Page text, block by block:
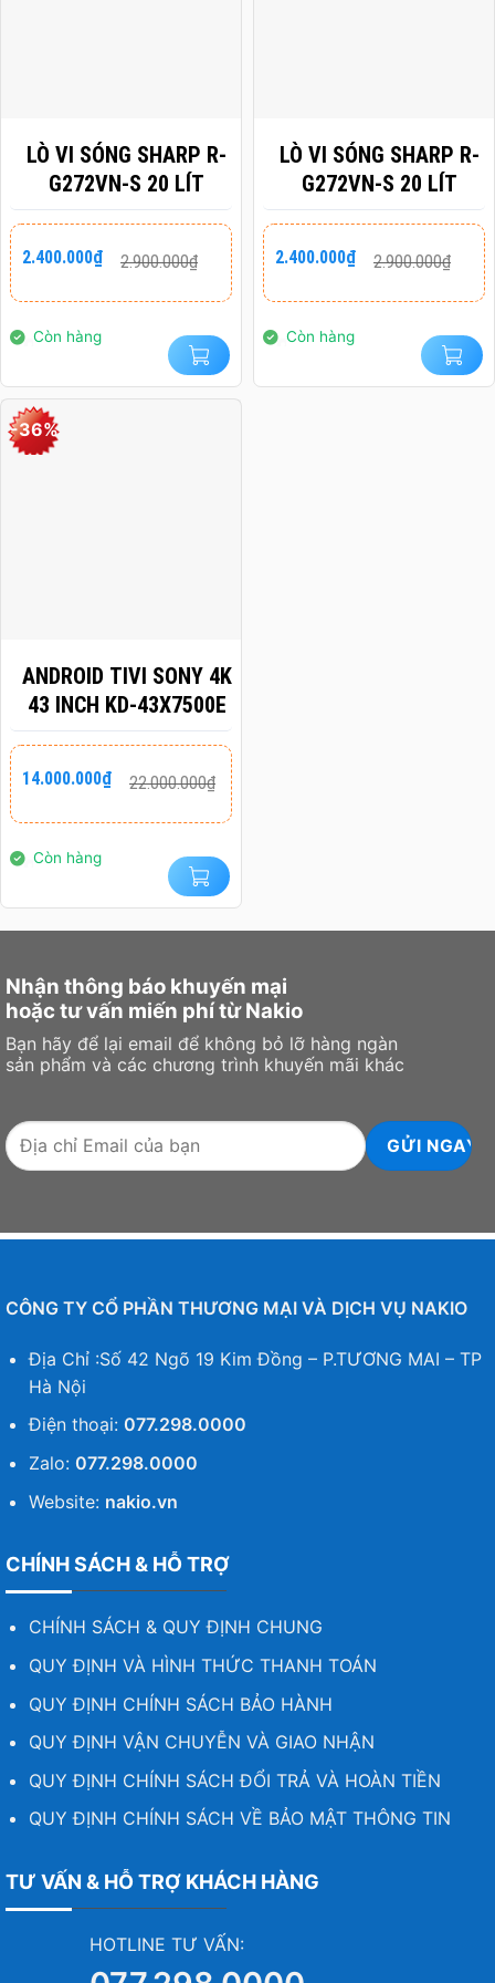
LÒ VI SÓNG SHARP R-
G272VN-S 20 LÍT
2.900.000₫
gốc
2.900.000₫.
2.400.000₫
hiện
là:
Còn hàng
LÒ VI SÓNG SHARP R-
G272VN-S 20 LÍT
2.900.000₫
gốc
2.900.000₫.
2.400.000₫
hiện
là:
Còn hàng
-36%
ANDROID TIVI SONY 4K
43 INCH KD-43X7500E
22.000.000₫
gốc
22.000.000₫.
14.000.000₫
hiện
là:
Còn hàng
Nhận thông báo khuyến mại
hoặc tư vấn miến phí từ Nakio
Bạn hãy để lại email để không bỏ lỡ hàng ngàn
sản phẩm và các chương trình khuyến mãi khác
CÔNG TY CỔ PHẦN THƯƠNG MẠI VÀ DỊCH VỤ NAKIO
Địa Chỉ :Số 42 Ngõ 19 Kim Đồng – P.TƯƠNG MAI – TP
Hà Nội
Điện thoại: 077.298.0000
Zalo: 077.298.0000
Website: nakio.vn
CHÍNH SÁCH & HỖ TRỢ
CHÍNH SÁCH & QUY ĐỊNH CHUNG
QUY ĐỊNH VÀ HÌNH THỨC THANH TOÁN
QUY ĐỊNH CHÍNH SÁCH BẢO HÀNH
QUY ĐỊNH VẬN CHUYỄN VÀ GIAO NHẬN
QUY ĐỊNH CHÍNH SÁCH ĐỔI TRẢ VÀ HOÀN TIỀN
QUY ĐỊNH CHÍNH SÁCH VỀ BẢO MẬT THÔNG TIN
TƯ VẤN & HỖ TRỢ KHÁCH HÀNG
HOTLINE TƯ VẤN: